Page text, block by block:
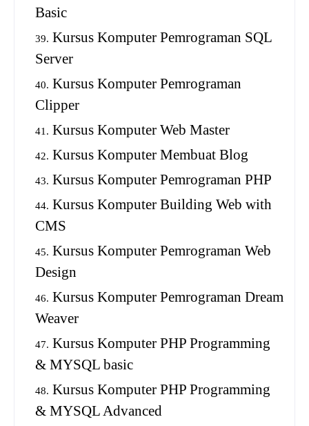
Basic
Kursus Komputer Pemrograman SQL
Server
Kursus Komputer Pemrograman
Clipper
Kursus Komputer Web Master
Kursus Komputer Membuat Blog
Kursus Komputer Pemrograman PHP
Kursus Komputer Building Web with
CMS
Kursus Komputer Pemrograman Web
Design
Kursus Komputer Pemrograman Dream
Weaver
Kursus Komputer PHP Programming
& MYSQL basic
Kursus Komputer PHP Programming
& MYSQL Advanced